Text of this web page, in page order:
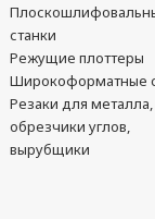
станки
Режущие плоттеры
Широкоформатные
Резаки для металла,
обрезчики углов,
вырубщики